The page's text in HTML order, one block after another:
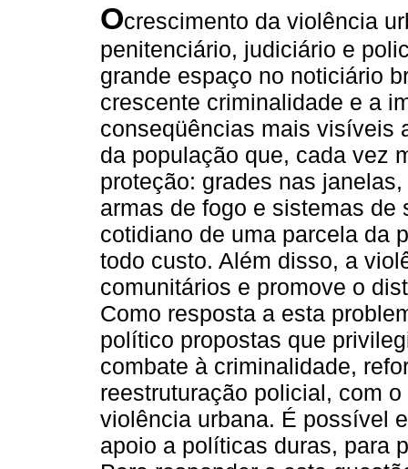
Ocrescimento da violência
penitenciário, judiciário e
grande espaço no noticiário
crescente criminalidade e a
conseqüências mais visíveis
da população que, cada vez
proteção: grades nas
armas de fogo e sistemas de
cotidiano de uma parcela da
todo custo. Além disso, a
comunitários e promove o
Como resposta a esta
político propostas que
combate à criminalidade,
reestruturação policial, com
violência urbana. É possível
apoio a políticas duras, para